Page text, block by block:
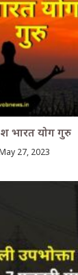
भारत योग गुरु
27, 2023